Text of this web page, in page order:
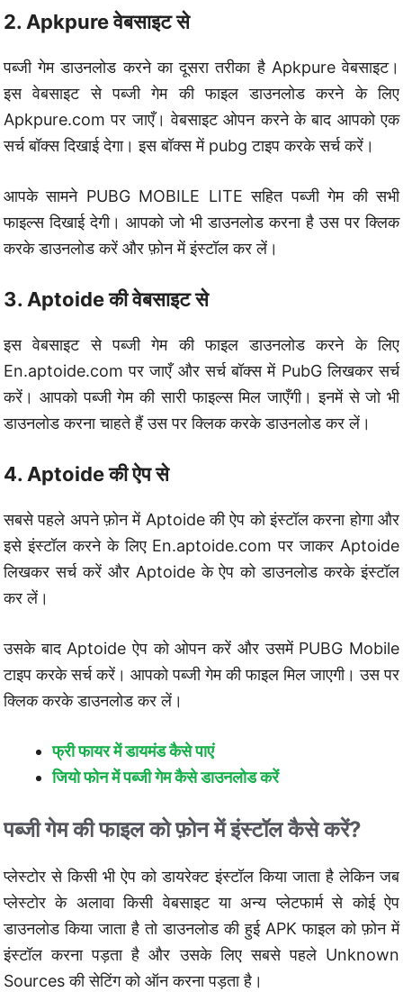
2. Apkpure वेबसाइट से
पब्जी गेम डाउनलोड करने का दूसरा तरीका है Apkpure वेबसाइट।
इस वेबसाइट से पब्जी गेम की फाइल डाउनलोड करने के लिए
Apkpure.com पर जाएँ। वेबसाइट ओपन करने के बाद आपको एक
सर्च बॉक्स दिखाई देगा। इस बॉक्स में pubg टाइप करके सर्च करें।
आपके सामने PUBG MOBILE LITE सहित पब्जी गेम की सभी
फाइल्स दिखाई देगी। आपको जो भी डाउनलोड करना है उस पर क्लिक
करके डाउनलोड करें और फ़ोन में इंस्टॉल कर लें।
3. Aptoide की वेबसाइट से
इस वेबसाइट से पब्जी गेम की फाइल डाउनलोड करने के लिए
En.aptoide.com पर जाएँ और सर्च बॉक्स में PubG लिखकर सर्च
करें। आपको पब्जी गेम की सारी फाइल्स मिल जाएँगी। इनमें से जो भी
डाउनलोड करना चाहते हैं उस पर क्लिक करके डाउनलोड कर लें।
4. Aptoide की ऐप से
सबसे पहले अपने फ़ोन में Aptoide की ऐप को इंस्टॉल करना होगा और
इसे इंस्टॉल करने के लिए En.aptoide.com पर जाकर Aptoide
लिखकर सर्च करें और Aptoide के ऐप को डाउनलोड करके इंस्टॉल
कर लें।
उसके बाद Aptoide ऐप को ओपन करें और उसमें PUBG Mobile
टाइप करके सर्च करें। आपको पब्जी गेम की फाइल मिल जाएगी। उस पर
क्लिक करके डाउनलोड कर लें।
फ्री फायर में डायमंड कैसे पाएं
जियो फोन में पब्जी गेम कैसे डाउनलोड करें
पब्जी गेम की फाइल को फ़ोन में इंस्टॉल कैसे करें?
प्लेस्टोर से किसी भी ऐप को डायरेक्ट इंस्टॉल किया जाता है लेकिन जब
प्लेस्टोर के अलावा किसी वेबसाइट या अन्य प्लेटफार्म से कोई ऐप
डाउनलोड किया जाता है तो डाउनलोड की हुई APK फाइल को फ़ोन में
इंस्टॉल करना पड़ता है और उसके लिए सबसे पहले Unknown
Sources की सेटिंग को ऑन करना पड़ता है।